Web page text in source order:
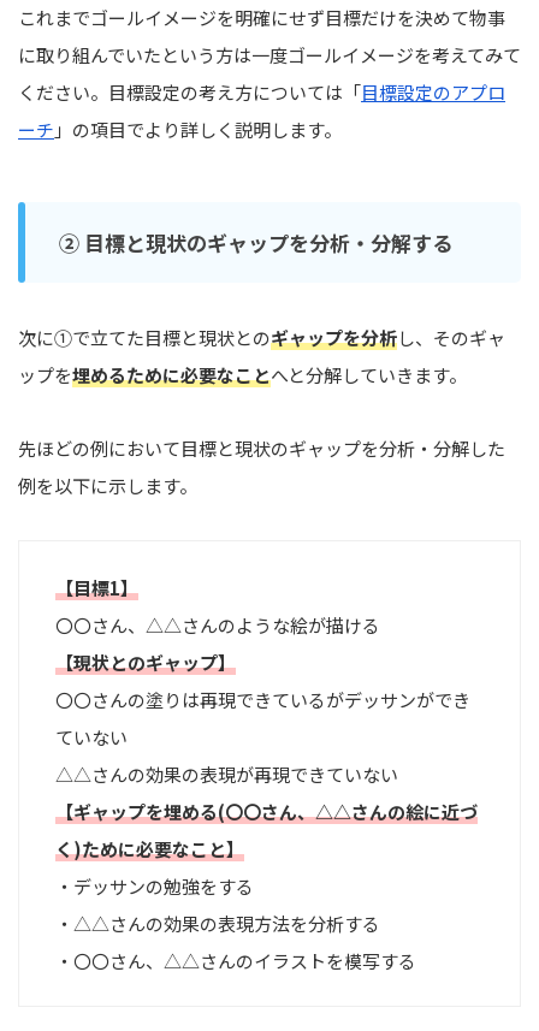
これまでゴールイメージを明確にせず目標だけを決めて物事
に取り組んでいたという方は一度ゴールイメージを考えてみて
ください。目標設定の考え方については「目標設定のアプロ
ーチ 」の項目でより詳しく説明します。
② 目標と現状のギャップを分析・分解する
次に①で立てた目標と現状とのギャップを分析し、そのギャ
ップを埋めるために必要なことへと分解していきます。
先ほどの例において目標と現状のギャップを分析・分解した
例を以下に示します。
【目標1】
〇〇さん、△△さんのような絵が描ける
【現状とのギャップ】
〇〇さんの塗りは再現できているがデッサンができ
ていない
△△さんの効果の表現が再現できていない
【ギャップを埋める(〇〇さん、△△さんの絵に近づ
く)ために必要なこと】
・デッサンの勉強をする
・△△さんの効果の表現方法を分析する
・〇〇さん、△△さんのイラストを模写する